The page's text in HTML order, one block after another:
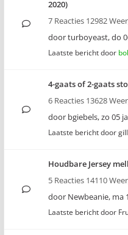
2020)
7 Reacties 12982
doorturboyeast,do
Laatste bericht door
4-gaats of 2-gaats
6 Reacties 13628
door bgiebels,zo 05
Laatste bericht door
Houdbare Jersey
5 Reacties 14110
door Newbeanie, ma
Laatste bericht door